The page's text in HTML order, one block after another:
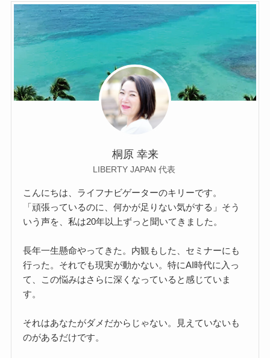
桐原 幸来
LIBERTY JAPAN 代表
こんにちは、ライフナビゲーターのキリーです。
「頑張っているのに、何かが足りない気がする」そう
いう声を、私は20年以上ずっと聞いてきました。
長年一生懸命やってきた。内観もした、セミナーにも
行った。それでも現実が動かない。特にAI時代に入っ
て、この悩みはさらに深くなっていると感じていま
す。
それはあなたがダメだからじゃない。見えていないも
のがあるだけです。